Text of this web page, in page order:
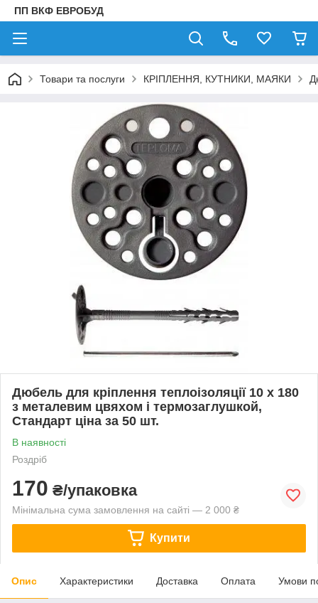
ПП ВКФ ЕВРОБУД
Товари та послуги КРІПЛЕННЯ, КУТНИКИ, МАЯКИ
Дюбель для кріплення теплоізоляції 10 х 180
з металевим цвяхом і термозаглушкой,
Стандарт ціна за 50 шт.
В наявності
Роздріб
170 ₴/упаковка
Мінімальна сума замовлення на сайті — 2 000 ₴
Купити
Опис Характеристики Доставка Оплата Умови